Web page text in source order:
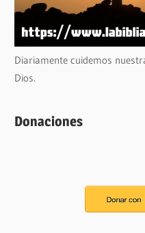
Diariamente cuidemos
Dios.
Donaciones